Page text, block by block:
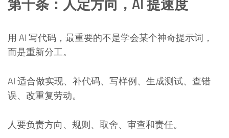
用 AI 写代码，最重要的不是学会某个神奇提示词，
而是重新分工。
AI 适合做实现、补代码、写样例、生成测试、查错
误、改重复劳动。
人要负责方向、规则、取舍、审查和责任。